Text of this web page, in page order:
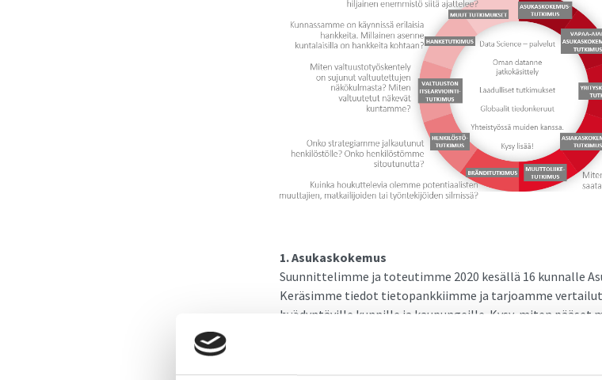
1. Asukaskokemus
Suunnittelimme ja toteutimme 2020 kesällä 16 kunnalle
Keräsimme tiedot tietopankkiimme ja tarjoamme
hyödyntäville kunnille ja kaupungeille. Kysy, miten pääset